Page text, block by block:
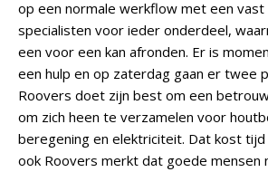
op een normale werkflow met een vast
specialisten voor ieder onderdeel,
een voor een kan afronden. Er is
een hulp en op zaterdag gaan er twee
Roovers doet zijn best om een
om zich heen te verzamelen voor
beregening en elektriciteit. Dat kost
ook Roovers merkt dat goede mensen